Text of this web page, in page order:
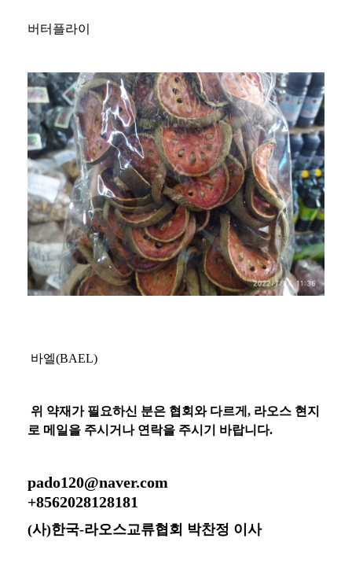
버터플라이
바엘(BAEL)
위 약재가 필요하신 분은 협회와 다르게, 라오스 현지
로 메일을 주시거나 연락을 주시기 바랍니다.
pado120@naver.com
+8562028128181
(사)한국-라오스교류협회 박찬정 이사